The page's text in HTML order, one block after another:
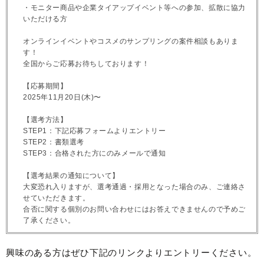
・モニター商品や企業タイアップイベント等への参加、拡散に協力
いただける方
オンラインイベントやコスメのサンプリングの案件相談もありま
す！
全国からご応募お待ちしております！
【応募期間】
2025年11月20日(木)〜
【選考方法】
STEP1：下記応募フォームよりエントリー
STEP2：書類選考
STEP3：合格された方にのみメールで通知
【選考結果の通知について】
大変恐れ入りますが、選考通過・採用となった場合のみ、ご連絡さ
せていただきます。
合否に関する個別のお問い合わせにはお答えできませんので予めご
了承ください。
興味のある方はぜひ下記のリンクよりエントリーください。